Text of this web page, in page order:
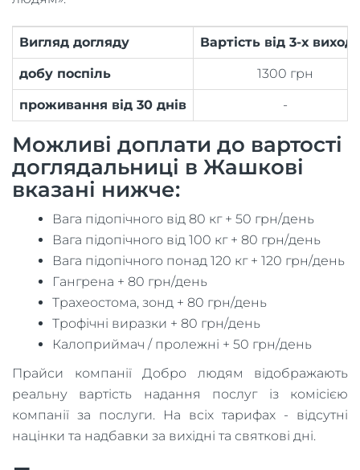
Вигляд догляду Вартість від 3-х
добу поспіль 1300 грн
проживання від 30 днів -
Можливі доплати до вартості
доглядальниці в Жашкові
вказані нижче:
Вага підопічного від 80 кг + 50 грн/день
Вага підопічного від 100 кг + 80 грн/день
Вага підопічного понад 120 кг + 120 грн/день
Гангрена + 80 грн/день
Трахеостома, зонд + 80 грн/день
Трофічні виразки + 80 грн/день
Калоприймач / пролежні + 50 грн/день
Прайси компанії Добро людям відображають
реальну вартість надання послуг із комісією
компанії за послуги. На всіх тарифах - відсутні
націнки та надбавки за вихідні та святкові дні.